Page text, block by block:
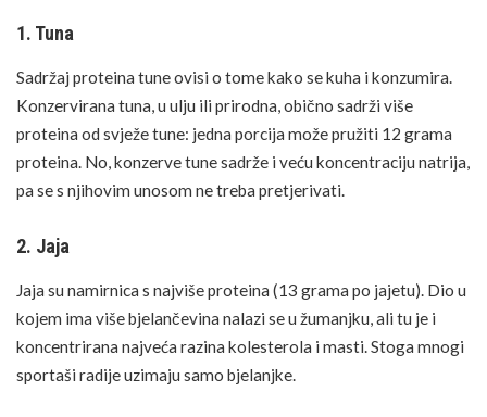
1. Tuna
Sadržaj proteina tune ovisi o tome kako se kuha i konzumira.
Konzervirana tuna, u ulju ili prirodna, obično sadrži više
proteina od svježe tune: jedna porcija može pružiti 12 grama
proteina. No, konzerve tune sadrže i veću koncentraciju natrija,
pa se s njihovim unosom ne treba pretjerivati.
2. Jaja
Jaja su namirnica s najviše proteina (13 grama po jajetu). Dio u
kojem ima više bjelančevina nalazi se u žumanjku, ali tu je i
koncentrirana najveća razina kolesterola i masti. Stoga mnogi
sportaši radije uzimaju samo bjelanjke.